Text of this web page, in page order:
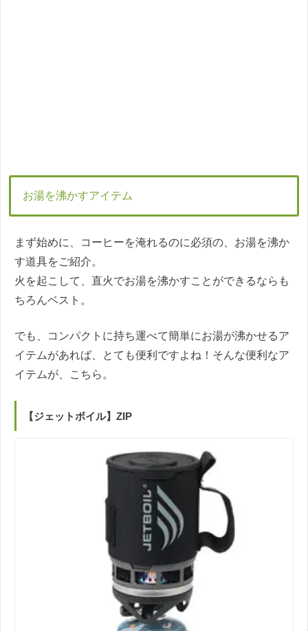
お湯を沸かすアイテム
まず始めに、コーヒーを淹れるのに必須の、お湯を沸か
す道具をご紹介。
火を起こして、直火でお湯を沸かすことができるならも
ちろんベスト。
でも、コンパクトに持ち運べて簡単にお湯が沸かせるア
イテムがあれば、とても便利ですよね！そんな便利なア
イテムが、こちら。
【ジェットボイル】ZIP